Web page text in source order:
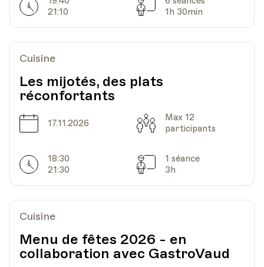
Horarires
21:10
Séances
1h 30min
Cuisine
Les mijotés, des plats
réconfortants
Date
17.11.2026 Capacité
Max 12
participants
Horarires
18:30
21:30
Séances
1 séance
3h
Cuisine
Menu de fêtes 2026 - en
collaboration avec GastroVaud